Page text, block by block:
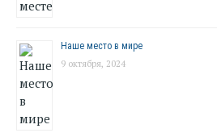
Наше место в мире
9 октября, 2024